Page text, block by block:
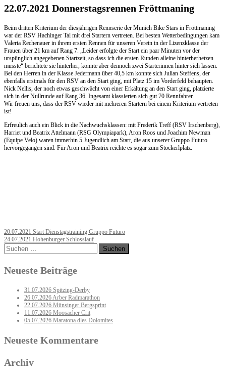
22.07.2021 Donnerstagsrennen Fröttmaning
Beim dritten Kriterium der diesjährigen Rennserie der Munich Bike Stars in Fröttmaning
war der RSV Hachinger Tal mit drei Startern vertreten. Bei besten Wetterbedingungen kam
Valeria Rechenauer in ihrem ersten Rennen für unseren Verein in der Lizenzklasse der
Frauen über 21 km auf Rang 7. „Leider erfolgte der Start ein paar Minuten vor der
urspünglich angegebenen Startzeit, so dass ich die ersten Runden alleine hinterherhetzen
musste“ berichtete sie hinterher, konnte aber dennoch zwei Starterinnen hinter sich lassen.
Bei den Herren in der Klasse Jedermann über 40,5 km konnte sich Julian Steffens, der
ebenfalls erstmals für den RSV an den Start ging, mit Platz 15 im Vorderfeld behaupten.
Nick Nellis, der noch etwas geschwächt von einer Erkältung an den Start ging, platzierte
sich in der Nullrunde auf Rang 36. Ingesamt klassierten sich gut 70 Rennfahrer.
Wir freuen uns, dass der RSV wieder mit mehreren Startern bei einem Kriterium vertreten
ist!
Erfreulich auch ein Blick in die Nachwuchsklassen: mit Frederik Treff (RSV Irschenberg),
Harriet und Beatrix Attelmann (RSG Olympiapark), Aron Roos und Joachim Newman
(Equipe Velo) waren immerhin 5 Jugendlich am Start, die aus unserer Gruppo Futuro
hervorgegangen sind. Für Aron und Beatrix reichte es sogar zum Stockerlplatz.
Post
navigation
20.07.2021 Start Dienstagstraining Gruppo Futuro
24.07.2021 Hohenburger Schlosslauf
Suchen
nach:
Neueste Beiträge
31.07.2026 Spitzing-Derby
26.07.2026 Arber Radmarathon
22.07.2026 Münsinger Bergsprint
11.07.2026 Moosacher Crit
05.07.2026 Maratona dles Dolomites
Neueste Kommentare
Archiv